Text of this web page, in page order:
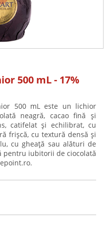
500 mL - 17%
500 mL este un lichior
neagră, cacao fină și
catifelat și echilibrat, cu
frișcă, cu textură densă și
cu gheață sau alături de
pentru iubitorii de ciocolată